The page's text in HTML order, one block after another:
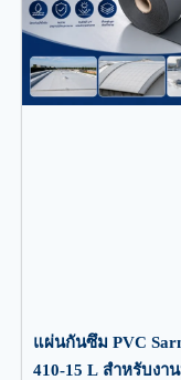
แผ่นกันซึม PVC
410-15 L สำหรับงา